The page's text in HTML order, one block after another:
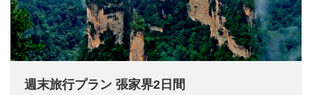
週末旅行プラン 張家界2日間